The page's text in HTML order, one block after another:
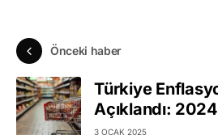
Önceki haber
Türkiye
Açıklandı:
3 OCAK 2025